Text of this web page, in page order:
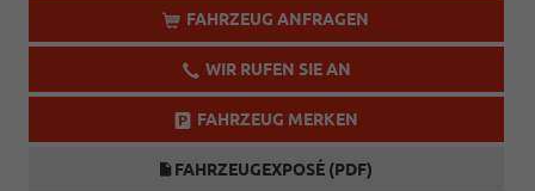
FAHRZEUG ANFRAGEN
WIR RUFEN SIE AN
FAHRZEUG MERKEN
FAHRZEUGEXPOSÉ (PDF)